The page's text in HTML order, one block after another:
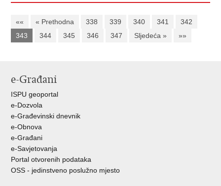
«« « Prethodna 338 339 340 341
342
343
344 345 346 347 Sljedeća » »»
e-Građani
ISPU geoportal
e-Dozvola
e-Građevinski dnevnik
e-Obnova
e-Građani
e-Savjetovanja
Portal otvorenih podataka
OSS - jedinstveno poslužno mjesto